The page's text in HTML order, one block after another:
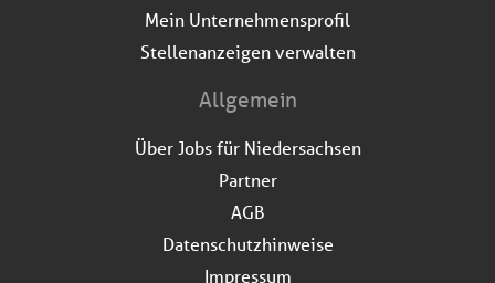
Mein Unternehmensprofil
Stellenanzeigen verwalten
Allgemein
Über Jobs für Niedersachsen
Partner
AGB
Datenschutzhinweise
Impressum